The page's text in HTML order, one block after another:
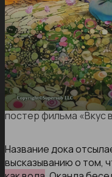
постер фильма «Вкус
Название дока
высказыванию о том,